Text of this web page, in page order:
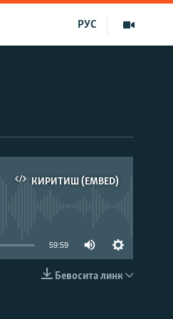
РУС
КИРИТИШ (EMBED)
59:59
Бевосита линк